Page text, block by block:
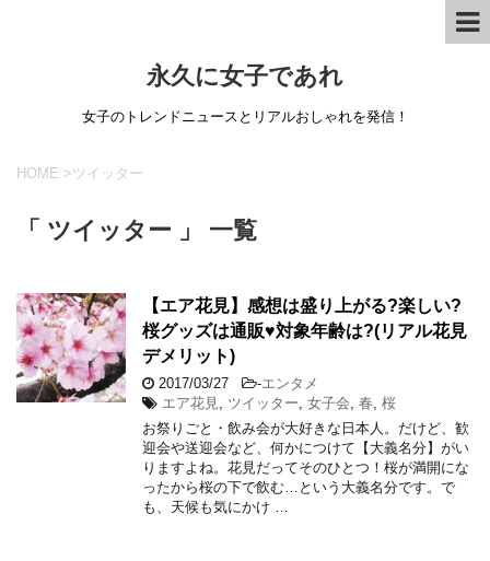
永久に女子であれ
女子のトレンドニュースとリアルおしゃれを発信！
HOME >ツイッター
「 ツイッター 」 一覧
【エア花見】感想は盛り上がる?楽しい?
桜グッズは通販♥対象年齢は?(リアル花見
デメリット)
2017/03/27 -エンタメ
エア花見
ツイッター 女子会 春 桜
お祭りごと・飲み会が大好きな日本人。だけど、歓
迎会や送迎会など、何かにつけて【大義名分】がい
りますよね。花見だってそのひとつ！桜が満開にな
ったから桜の下で飲む…という大義名分です。で
も、天候も気にかけ …